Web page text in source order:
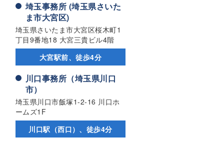
埼玉事務所 (埼玉県さいた
ま市大宮区)
埼玉県さいたま市大宮区桜木町1
丁目9番地18 大宮三貴ビル4階
大宮駅前、徒歩4分
川口事務所（埼玉県川口
市）
埼玉県川口市飯塚1-2-16 川口ホ
ームズ1F
川口駅（西口）、徒歩4分